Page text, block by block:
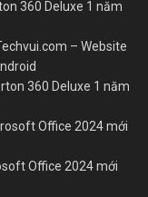
360 Deluxe 1 năm
– Website
360 Deluxe 1 năm
Office 2024 mới
Office 2024 mới